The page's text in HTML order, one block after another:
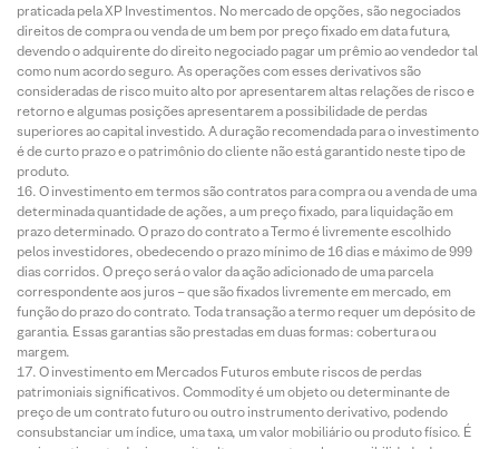
praticada pela XP Investimentos. No mercado de opções, são negociados
direitos de compra ou venda de um bem por preço fixado em data futura,
devendo o adquirente do direito negociado pagar um prêmio ao vendedor tal
como num acordo seguro. As operações com esses derivativos são
consideradas de risco muito alto por apresentarem altas relações de risco e
retorno e algumas posições apresentarem a possibilidade de perdas
superiores ao capital investido. A duração recomendada para o investimento
é de curto prazo e o patrimônio do cliente não está garantido neste tipo de
produto.
O investimento em termos são contratos para compra ou a venda de uma
determinada quantidade de ações, a um preço fixado, para liquidação em
prazo determinado. O prazo do contrato a Termo é livremente escolhido
pelos investidores, obedecendo o prazo mínimo de 16 dias e máximo de 999
dias corridos. O preço será o valor da ação adicionado de uma parcela
correspondente aos juros – que são fixados livremente em mercado, em
função do prazo do contrato. Toda transação a termo requer um depósito de
garantia. Essas garantias são prestadas em duas formas: cobertura ou
margem.
O investimento em Mercados Futuros embute riscos de perdas
patrimoniais significativos. Commodity é um objeto ou determinante de
preço de um contrato futuro ou outro instrumento derivativo, podendo
consubstanciar um índice, uma taxa, um valor mobiliário ou produto físico. É